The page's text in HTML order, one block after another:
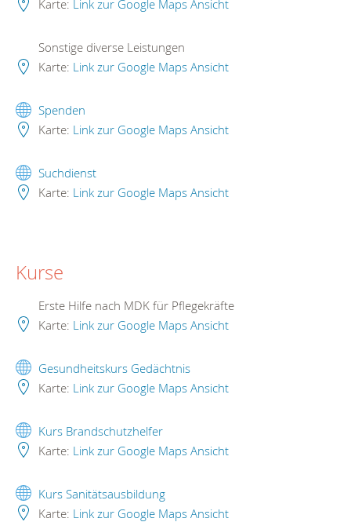
Karte: Link zur Google Maps Ansicht
Sonstige diverse Leistungen
Karte: Link zur Google Maps Ansicht
Spenden
Karte: Link zur Google Maps Ansicht
Suchdienst
Karte: Link zur Google Maps Ansicht
Kurse
Erste Hilfe nach MDK für Pflegekräfte
Karte: Link zur Google Maps Ansicht
Gesundheitskurs Gedächtnis
Karte: Link zur Google Maps Ansicht
Kurs Brandschutzhelfer
Karte: Link zur Google Maps Ansicht
Kurs Sanitätsausbildung
Karte: Link zur Google Maps Ansicht